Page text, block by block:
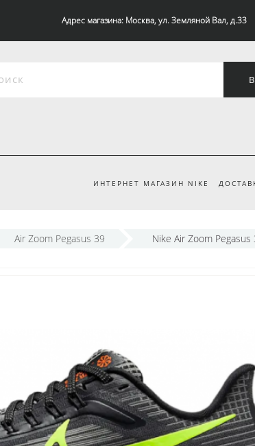
Адрес магазина: Москва, ул. Земляной Вал, д.33
ИНТЕРНЕТ МАГАЗИН NIKE
Air Zoom Pegasus 39 Nike Air Zoom